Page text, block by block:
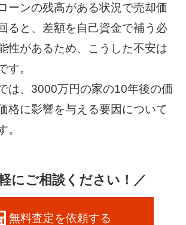
ーンの残高がある状況で売却価
ると、差額を自己資金で補う必
性があるため、こうした不安は
す。
は、3000万円の家の10年後の価
格に影響を与える要因について
。
にご相談ください！／
無料査定を依頼する